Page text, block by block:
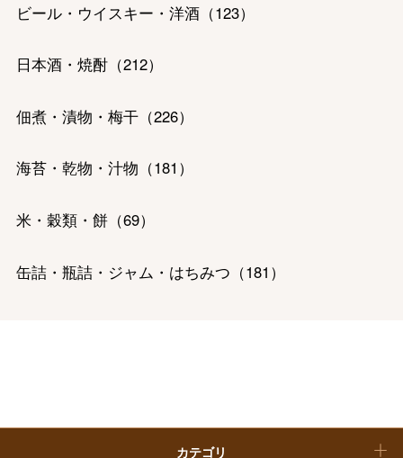
ビール・ウイスキー・洋酒（123）
日本酒・焼酎（212）
佃煮・漬物・梅干（226）
海苔・乾物・汁物 （181 ）
米・穀類・餅（69）
缶詰・瓶詰・ジャム・はちみつ （181 ）
惣菜・弁当・鍋（821）
カテゴリ
ビューティー
ファッション
ホーム＆インテリア
ベビー＆キッズ
大丸・松坂屋のギフト
出産内祝い
お香典返し
敬老の日